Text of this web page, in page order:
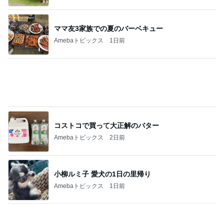
ママ友3家族での夏のバーベキュー
Amebaトピックス 1日前
小柳ルミ子 愛犬の1日の里帰り
Amebaトピックス 1日前